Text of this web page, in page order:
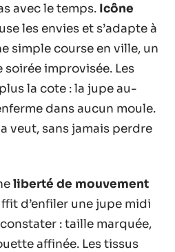
avec le temps. Icône
les envies et s’adapte à
simple course en ville, un
improvisée. Les
la cote : la jupe au-
dans aucun moule.
veut, sans jamais perdre
liberté de mouvement
d’enfiler une jupe midi
: taille marquée,
affinée. Les tissus